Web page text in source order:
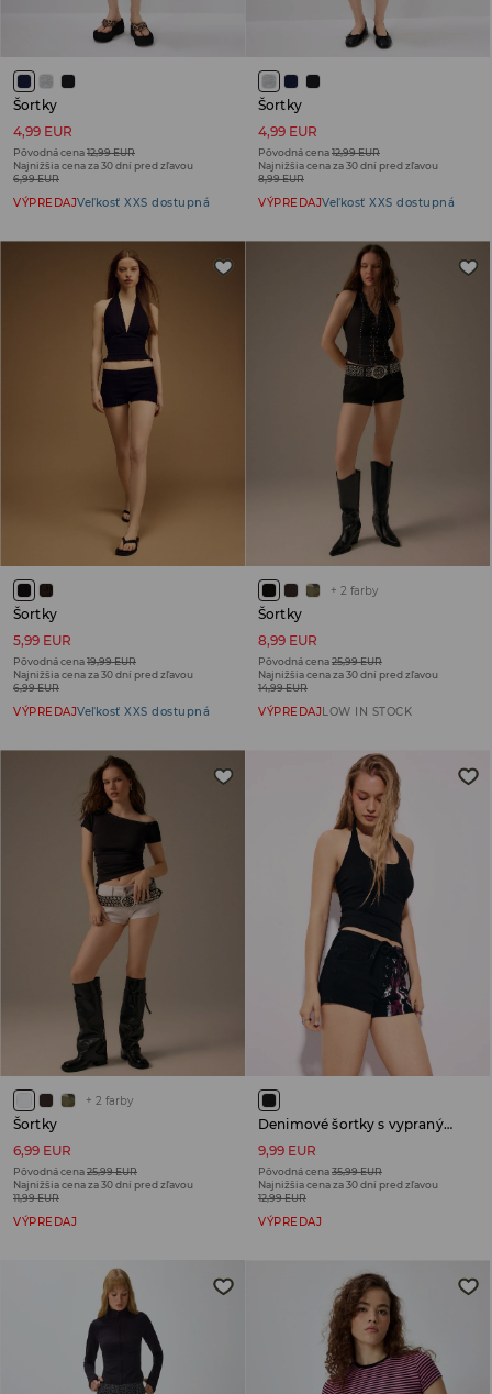
Šortky
4,99 EUR
Pôvodná cena12,99 EUR
Najnižšia cena za 30 dní pred zľavou
6,99 EUR
VÝPREDAJVeľkosť XXS dostupná
Šortky
4,99 EUR
Pôvodná cena12,99 EUR
Najnižšia cena za 30 dní pred zľavou
8,99 EUR
VÝPREDAJVeľkosť XXS dostupná
Šortky
5,99 EUR
Pôvodná cena19,99 EUR
Najnižšia cena za 30 dní pred zľavou
6,99 EUR
VÝPREDAJVeľkosť XXS dostupná
+ 2 farby
Šortky
8,99 EUR
Pôvodná cena25,99 EUR
Najnižšia cena za 30 dní pred zľavou
14,99 EUR
VÝPREDAJ LOW IN STOCK
+ 2 farby
Šortky
6,99 EUR
Pôvodná cena25,99 EUR
Najnižšia cena za 30 dní pred zľavou
11,99 EUR
VÝPREDAJ
Denimové šortky s vypraným efektom
9,99 EUR
Pôvodná cena35,99 EUR
Najnižšia cena za 30 dní pred zľavou
12,99 EUR
VÝPREDAJ